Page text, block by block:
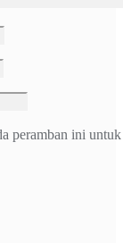
peramban ini